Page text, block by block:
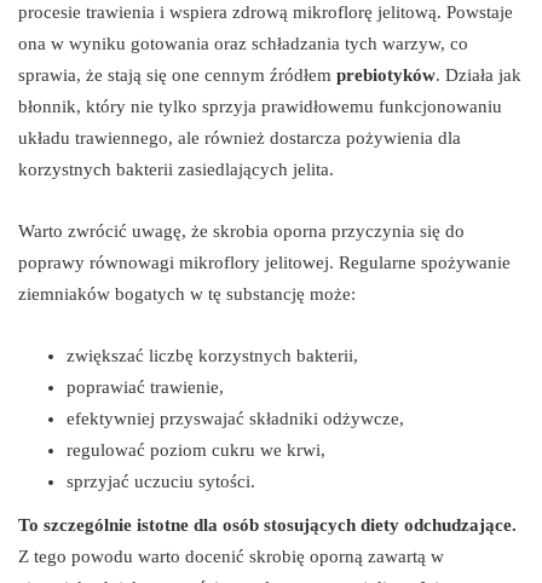
procesie trawienia i wspiera zdrową mikroflorę jelitową. Powstaje
ona w wyniku gotowania oraz schładzania tych warzyw, co
sprawia, że stają się one cennym źródłem prebiotyków. Działa jak
błonnik, który nie tylko sprzyja prawidłowemu funkcjonowaniu
układu trawiennego, ale również dostarcza pożywienia dla
korzystnych bakterii zasiedlających jelita.
Warto zwrócić uwagę, że skrobia oporna przyczynia się do
poprawy równowagi mikroflory jelitowej. Regularne spożywanie
ziemniaków bogatych w tę substancję może:
zwiększać liczbę korzystnych bakterii,
poprawiać trawienie,
efektywniej przyswajać składniki odżywcze,
regulować poziom cukru we krwi,
sprzyjać uczuciu sytości.
To szczególnie istotne dla osób stosujących diety odchudzające.
Z tego powodu warto docenić skrobię oporną zawartą w